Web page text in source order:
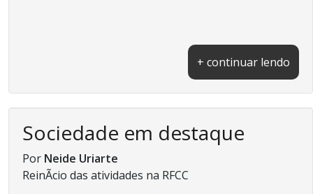
+ continuar lendo
Sociedade em destaque
Por Neide Uriarte
ReinÃ­cio das atividades na RFCC